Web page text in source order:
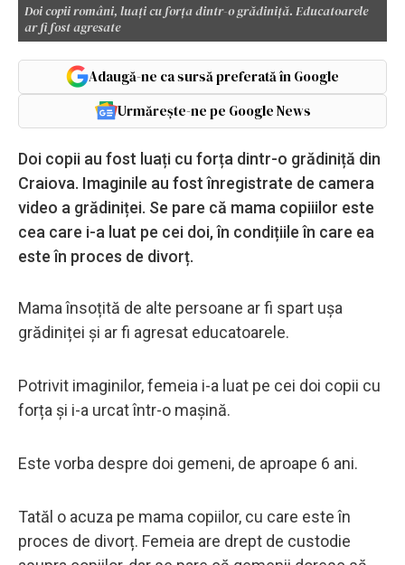
Doi copii români, luați cu forța dintr-o grădiniță. Educatoarele
ar fi fost agresate
Adaugă-ne ca sursă preferată în Google
Urmărește-ne pe Google News
Doi copii au fost luați cu forța dintr-o grădiniță din
Craiova. Imaginile au fost înregistrate de camera
video a grădiniței. Se pare că mama copiiilor este
cea care i-a luat pe cei doi, în condițiile în care ea
este în proces de divorț.
Mama însoțită de alte persoane ar fi spart ușa
grădiniței și ar fi agresat educatoarele.
Potrivit imaginilor, femeia i-a luat pe cei doi copii cu
forța și i-a urcat într-o mașină.
Este vorba despre doi gemeni, de aproape 6 ani.
Tatăl o acuza pe mama copiilor, cu care este în
proces de divorț. Femeia are drept de custodie